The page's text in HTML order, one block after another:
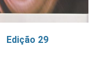
Edição 29